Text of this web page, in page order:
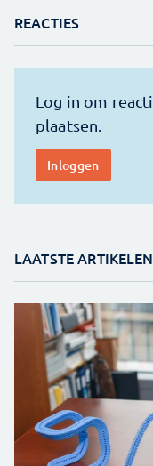
REACTIES
LAATSTE ARTIKELEN